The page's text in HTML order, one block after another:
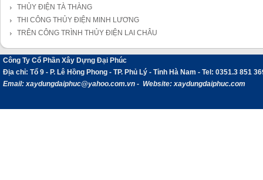
THỦY ĐIỆN TÀ THÀNG
THI CÔNG THỦY ĐIỆN MINH LƯƠNG
TRÊN CÔNG TRÌNH THỦY ĐIỆN LAI CHÂU
Công Ty Cổ Phần Xây Dựng Đại Phúc
Địa chỉ: Tổ 9 - P. Lê Hồng Phong - TP. Phủ Lý - Tỉnh Hà Nam - Tel: 0351.3 851
Email: xaydungdaiphuc@yahoo.com.vn - Website: xaydungdaiphuc.com